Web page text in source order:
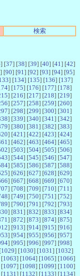
検索
] [37] [38] [39] [40] [41 ] [42]
] [90] [91 ] [92] [93] [94] [95]
] [134] [135] [136] [137]
] [175] [176] [177] [178]
] [216] [217] [218] [219]
] [257] [258] [259] [260]
] [298] [299] [300] [301 ]
] [339] [340] [341 ] [342]
] [380] [381 ] [382] [383]
] [421 ] [422] [423] [424]
] [462] [463] [464] [465]
] [503] [504] [505] [506]
] [544] [545] [546] [547]
] [585] [586] [587] [588]
] [626] [627] [628] [629]
] [667] [668] [669] [670]
] [708] [709] [710] [711 ]
] [749] [750] [751 ] [752]
] [790] [791 ] [792] [793]
] [831 ] [832] [833] [834]
] [872] [873] [874] [875]
] [913] [914] [915] [916]
] [954] [955] [956] [957]
] [995] [996] [997] [998]
1029] [1030] [1031 ] [1032]
1063] [1064] [1065] [1066]
1097] [1098] [1099] [1100]
1131 ] [1132] [1133] [1134]